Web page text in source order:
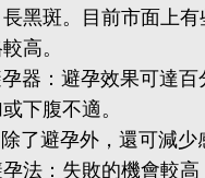
黑斑。目前市面上
高。
器：避孕效果可達
下腹不適。
了避孕外，還可減
法：失敗的機會較高